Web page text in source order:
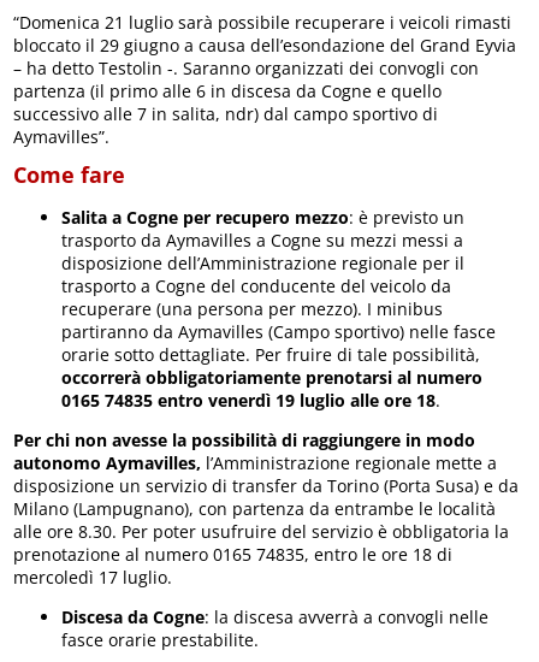
“Domenica 21 luglio sarà possibile recuperare i veicoli rimasti
bloccato il 29 giugno a causa dell’esondazione del Grand Eyvia
– ha detto Testolin -. Saranno organizzati dei convogli con
partenza (il primo alle 6 in discesa da Cogne e quello
successivo alle 7 in salita, ndr) dal campo sportivo di
Aymavilles”.
Come fare
Salita a Cogne per recupero mezzo: è previsto un
trasporto da Aymavilles a Cogne su mezzi messi a
disposizione dell’Amministrazione regionale per il
trasporto a Cogne del conducente del veicolo da
recuperare (una persona per mezzo). I minibus
partiranno da Aymavilles (Campo sportivo) nelle fasce
orarie sotto dettagliate. Per fruire di tale possibilità,
occorrerà obbligatoriamente prenotarsi al numero
0165 74835 entro venerdì 19 luglio alle ore 18.
Per chi non avesse la possibilità di raggiungere in modo
autonomo Aymavilles, l’Amministrazione regionale mette a
disposizione un servizio di transfer da Torino (Porta Susa) e da
Milano (Lampugnano), con partenza da entrambe le località
alle ore 8.30. Per poter usufruire del servizio è obbligatoria la
prenotazione al numero 0165 74835, entro le ore 18 di
mercoledì 17 luglio.
Discesa da Cogne: la discesa avverrà a convogli nelle
fasce orarie prestabilite.